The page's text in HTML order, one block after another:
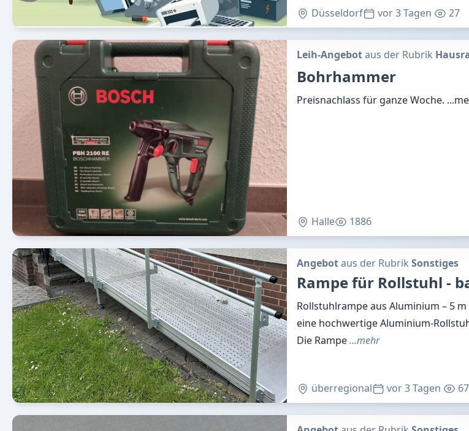
Düsseldorf vor 3 Tagen 27
Leih-Angebotaus der Rubrik
Bohrhammer
Preisnachlass für ganze Woche.
Halle 1886
Angebotaus der Rubrik Sonstiges
Rampe für Rollstuhl -
Rollstuhlrampe aus Aluminium – 5
eine hochwertige Aluminium-
Die Rampe…mehr
überregional vor 3 Tagen 67